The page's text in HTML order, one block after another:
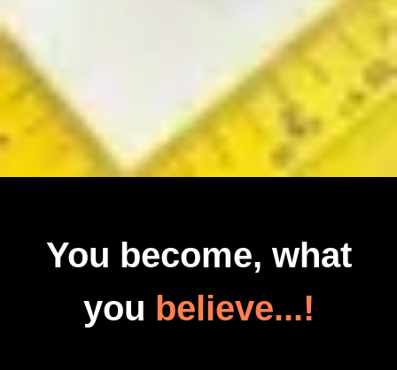
You become, what
you believe...!